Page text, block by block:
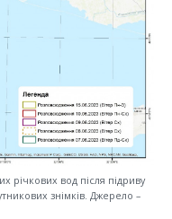
річкових вод після підриву
знімків. Джерело –